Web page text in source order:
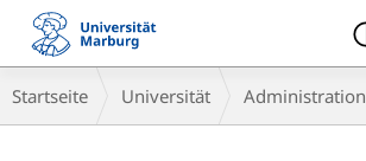
Mobile-
Navigation
Hauptinhalt
Breadcrumb-
Navigation
Startseite Universität Administration